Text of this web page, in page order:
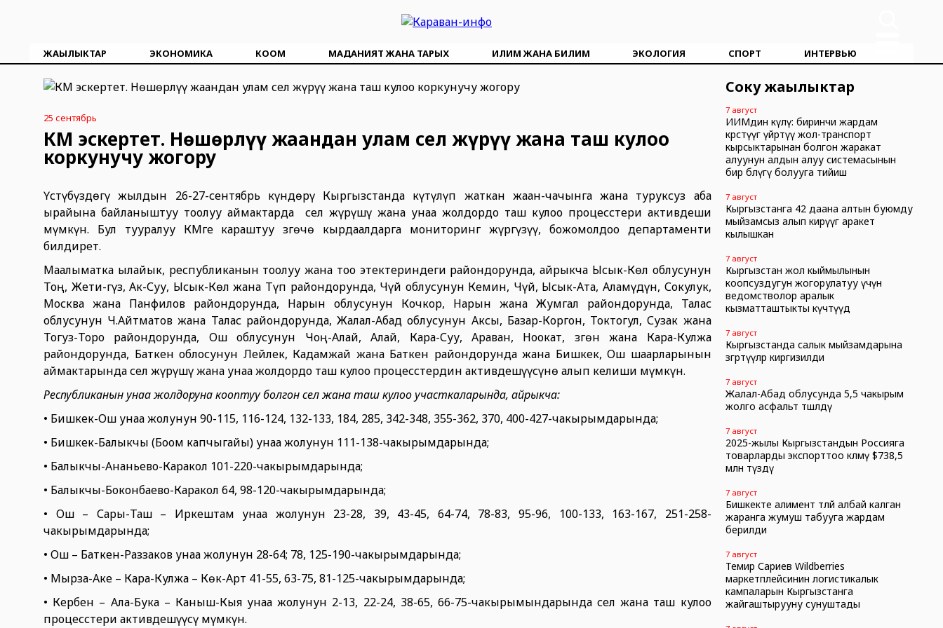
ЖАҢЫЛЫКТАР ЭКОНОМИКА КООМ МАДАНИЯТ ЖАНА ТАРЫХ ИЛИМ ЖАНА БИЛИМ ЭКОЛОГИЯ СПОРТ ИНТЕРВЬЮ
25 сентябрь
ӨКМ эскертет. Нөшөрлүү жаандан улам сел жүрүү жана таш кулоо
коркунучу жогору
Үстүбүздөгү жылдын 26-27-сентябрь күндөрү Кыргызстанда күтүлүп жаткан жаан-чачынга жана туруксуз аба
ырайына байланыштуу тоолуу аймактарда сел жүрүшү жана унаа жолдордо таш кулоо процесстери активдеши
мүмкүн. Бул тууралуу ӨКМге караштуу Өзгөчө кырдаалдарга мониторинг жүргүзүү, божомолдоо департаменти
билдирет.
Маалыматка ылайык, республиканын тоолуу жана тоо этектериндеги райондорунда, айрыкча Ысык-Көл облусунун
Тоң, Жети-Өгүз, Ак-Суу, Ысык-Көл жана Түп райондорунда, Чүй облусунун Кемин, Чүй, Ысык-Ата, Аламүдүн, Сокулук,
Москва жана Панфилов райондорунда, Нарын облусунун Кочкор, Нарын жана Жумгал райондорунда, Талас
облусунун Ч.Айтматов жана Талас райондорунда, Жалал-Абад облусунун Аксы, Базар-Коргон, Токтогул, Сузак жана
Тогуз-Торо райондорунда, Ош облусунун Чоң-Алай, Алай, Кара-Суу, Араван, Ноокат, Өзгөн жана Кара-Кулжа
райондорунда, Баткен облосунун Лейлек, Кадамжай жана Баткен райондорунда жана Бишкек, Ош шаарларынын
аймактарында сел жүрүшү жана унаа жолдордо таш кулоо процесстердин активдешүүсүнө алып келиши мүмкүн.
Республиканын унаа жолдоруна кооптуу болгон сел жана таш кулоо участкаларында, айрыкча:
• Бишкек-Ош унаа жолунун 90-115, 116-124, 132-133, 184, 285, 342-348, 355-362, 370, 400-427-чакырымдарында;
• Бишкек-Балыкчы (Боом капчыгайы) унаа жолунун 111-138-чакырымдарында;
• Балыкчы-Ананьево-Каракол 101-220-чакырымдарында;
• Балыкчы-Боконбаево-Каракол 64, 98-120-чакырымдарында;
• Ош – Сары-Таш – Иркештам унаа жолунун 23-28, 39, 43-45, 64-74, 78-83, 95-96, 100-133, 163-167, 251-258-
чакырымдарында;
• Ош – Баткен-Раззаков унаа жолунун 28-64; 78, 125-190-чакырымдарында;
• Мырза-Аке – Кара-Кулжа – Көк-Арт 41-55, 63-75, 81-125-чакырымдарында;
• Кербен – Ала-Бука – Каныш-Кыя унаа жолунун 2-13, 22-24, 38-65, 66-75-чакырымындарында сел жана таш кулоо
процесстери активдешүүсү мүмкүн.
Соңку жаңылыктар
7 август
ИИМдин өкүлү: биринчи жардам
көрсөтүүгө үйрөтүү жол-транспорт
кырсыктарынан болгон жаракат
алуунун алдын алуу системасынын
бир бөлүгү болууга тийиш
7 август
Кыргызстанга 42 даана алтын буюмду
мыйзамсыз алып кирүүгө аракет
кылышкан
7 август
Кыргызстан жол кыймылынын
коопсуздугун жогорулатуу үчүн
ведомстволор аралык
кызматташтыкты күчөтүүдө
7 август
Кыргызстанда салык мыйзамдарына
өзгөртүүлөр киргизилди
7 август
Жалал-Абад облусунда 5,5 чакырым
жолго асфальт төшөлдү
7 август
2025-жылы Кыргызстандын Россияга
товарларды экспорттоо көлөмү $738,5
млн түздү
7 август
Бишкекте алимент төлөй албай калган
жаранга жумуш табууга жардам
берилди
7 август
Темир Сариев Wildberries
маркетплейсинин логистикалык
кампаларын Кыргызстанга
жайгаштырууну сунуштады